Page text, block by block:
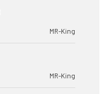
MR-King
MR-King